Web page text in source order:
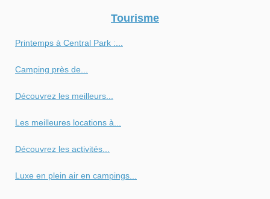
Tourisme
Printemps à Central Park :...
Camping près de...
Découvrez les meilleurs...
Les meilleures locations à...
Découvrez les activités...
Luxe en plein air en campings...